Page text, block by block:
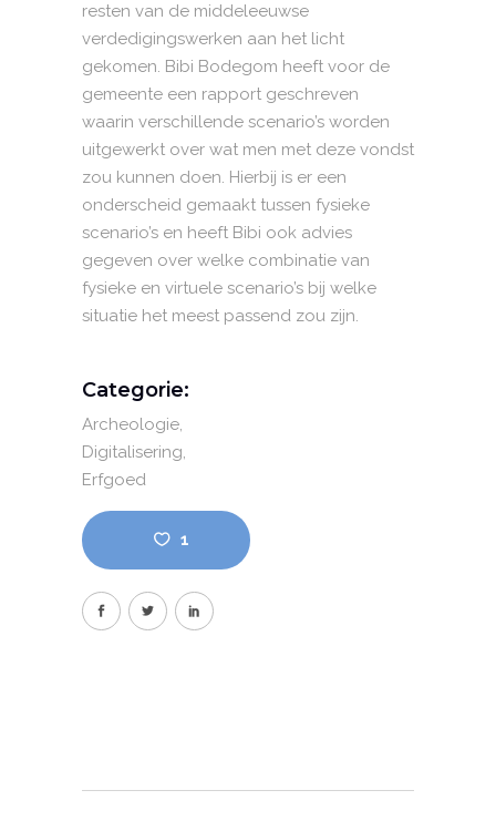
resten van de middeleeuwse
verdedigingswerken aan het licht
gekomen. Bibi Bodegom heeft voor de
gemeente een rapport geschreven
waarin verschillende scenario’s worden
uitgewerkt over wat men met deze vondst
zou kunnen doen. Hierbij is er een
onderscheid gemaakt tussen fysieke
scenario’s en heeft Bibi ook advies
gegeven over welke combinatie van
fysieke en virtuele scenario’s bij welke
situatie het meest passend zou zijn.
Categorie:
Archeologie
Digitalisering
Erfgoed
1